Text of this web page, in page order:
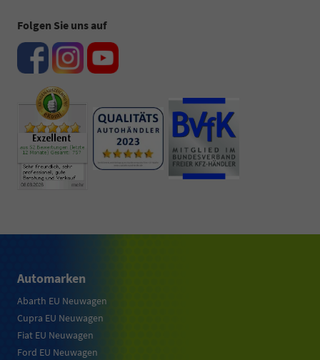
Folgen Sie uns auf
Automarken
Abarth EU Neuwagen
Cupra EU Neuwagen
Fiat EU Neuwagen
Ford EU Neuwagen